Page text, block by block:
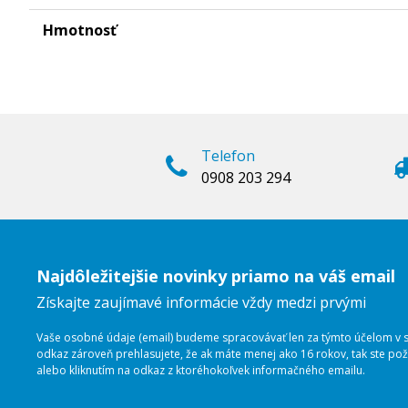
Hmotnosť
Telefon
0908 203 294
Najdôležitejšie novinky priamo na váš email
Získajte zaujímavé informácie vždy medzi prvými
Vaše osobné údaje (email) budeme spracovávať len za týmto účelom
odkaz zároveň prehlasujete, že ak máte menej ako 16 rokov, tak ste
alebo kliknutím na odkaz z ktoréhokoľvek informačného emailu.